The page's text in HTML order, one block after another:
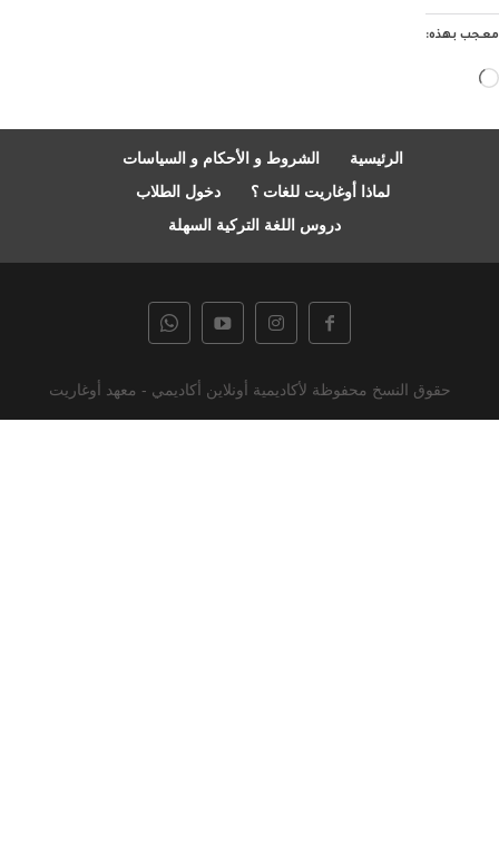
معجب بهذه:
جاري
الرئيسية
الشروط و الأحكام و السياسات
لماذا أوغاريت للغات ؟
دخول الطلاب
دروس اللغة التركية السهلة
حقوق النسخ محفوظة لأكاديمية أونلاين أكاديمي - معهد أوغاريت